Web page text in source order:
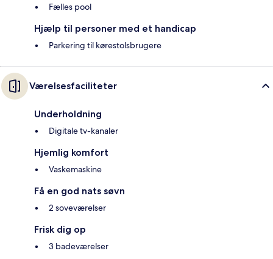
Fælles pool
Hjælp til personer med et handicap
Parkering til kørestolsbrugere
Værelsesfaciliteter
Underholdning
Digitale tv-kanaler
Hjemlig komfort
Vaskemaskine
Få en god nats søvn
2 soveværelser
Frisk dig op
3 badeværelser